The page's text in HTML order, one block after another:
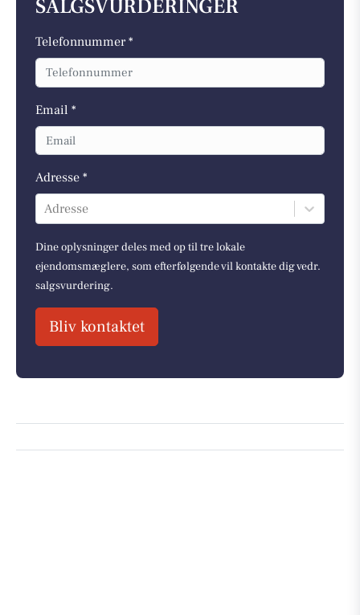
SALGSVURDERINGER
Telefonnummer *
Email *
Adresse *
Adresse
Dine oplysninger deles med op til tre lokale
ejendomsmæglere, som efterfølgende vil kontakte dig vedr.
salgsvurdering.
Bliv kontaktet